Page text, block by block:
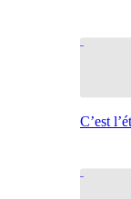
C’est